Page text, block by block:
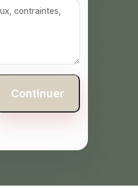
Continuer